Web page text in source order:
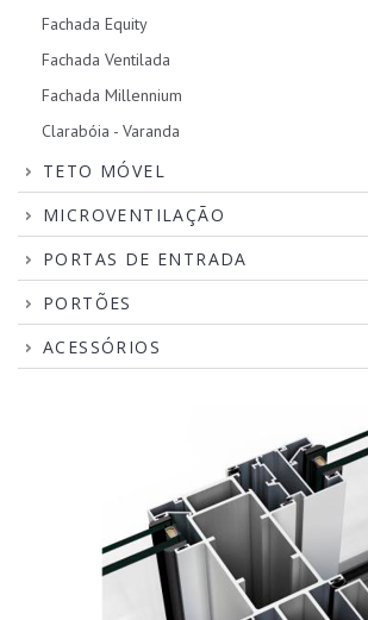
Fachada Equity
Fachada Ventilada
Fachada Millennium
Clarabóia - Varanda
TETO MÓVEL
MICROVENTILAÇÃO
PORTAS DE ENTRADA
PORTÕES
ACESSÓRIOS